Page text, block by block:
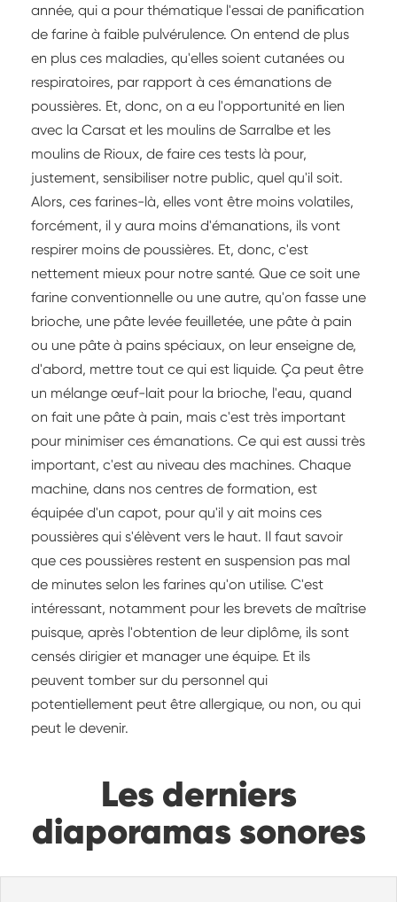
année, qui a pour thématique l'essai de panification
de farine à faible pulvérulence. On entend de plus
en plus ces maladies, qu'elles soient cutanées ou
respiratoires, par rapport à ces émanations de
poussières. Et, donc, on a eu l'opportunité en lien
avec la Carsat et les moulins de Sarralbe et les
moulins de Rioux, de faire ces tests là pour,
justement, sensibiliser notre public, quel qu'il soit.
Alors, ces farines-là, elles vont être moins volatiles,
forcément, il y aura moins d'émanations, ils vont
respirer moins de poussières. Et, donc, c'est
nettement mieux pour notre santé. Que ce soit une
farine conventionnelle ou une autre, qu'on fasse une
brioche, une pâte levée feuilletée, une pâte à pain
ou une pâte à pains spéciaux, on leur enseigne de,
d'abord, mettre tout ce qui est liquide. Ça peut être
un mélange œuf-lait pour la brioche, l'eau, quand
on fait une pâte à pain, mais c'est très important
pour minimiser ces émanations. Ce qui est aussi très
important, c'est au niveau des machines. Chaque
machine, dans nos centres de formation, est
équipée d'un capot, pour qu'il y ait moins ces
poussières qui s'élèvent vers le haut. Il faut savoir
que ces poussières restent en suspension pas mal
de minutes selon les farines qu'on utilise. C'est
intéressant, notamment pour les brevets de maîtrise
puisque, après l'obtention de leur diplôme, ils sont
censés dirigier et manager une équipe. Et ils
peuvent tomber sur du personnel qui
potentiellement peut être allergique, ou non, ou qui
peut le devenir.
Les derniers
diaporamas sonores